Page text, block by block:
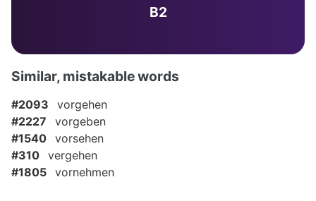
B2
Similar, mistakable words
#2093
vorgehen
#2227
vorgeben
#1540 vorsehen
#310 vergehen
#1805 vornehmen